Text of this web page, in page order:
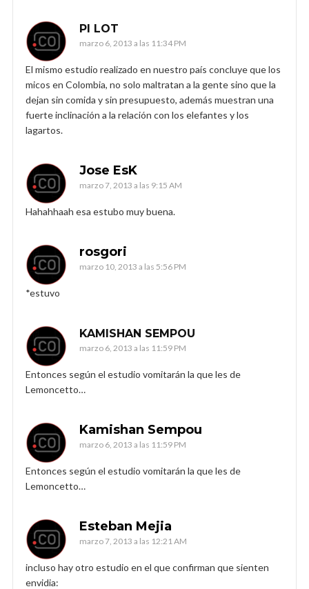
PI LOT
marzo 6, 2013 a las 11:34 PM
El mismo estudio realizado en nuestro país concluye que los
micos en Colombia, no solo maltratan a la gente sino que la
dejan sin comida y sin presupuesto, además muestran una
fuerte inclinación a la relación con los elefantes y los
lagartos.
Jose EsK
marzo 7, 2013 a las 9:15 AM
Hahahhaah esa estubo muy buena.
rosgori
marzo 10, 2013 a las 5:56 PM
*estuvo
KAMISHAN SEMPOU
marzo 6, 2013 a las 11:59 PM
Entonces según el estudio vomitarán la que les de
Lemoncetto…
Kamishan Sempou
marzo 6, 2013 a las 11:59 PM
Entonces según el estudio vomitarán la que les de
Lemoncetto…
Esteban Mejia
marzo 7, 2013 a las 12:21 AM
incluso hay otro estudio en el que confirman que sienten
envidia: